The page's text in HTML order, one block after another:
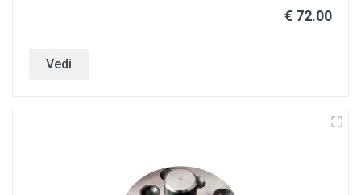
€ 72.00
Vedi